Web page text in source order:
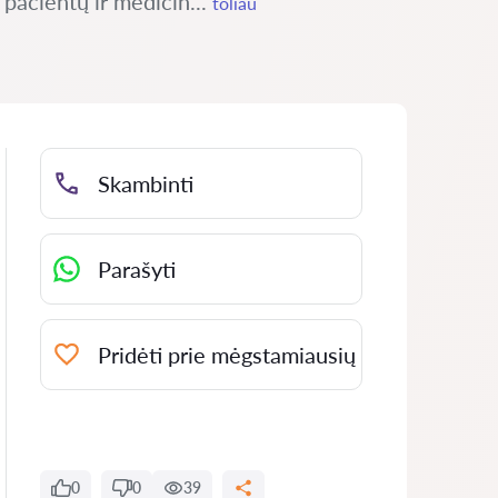
Skambinti
Parašyti
Pridėti prie mėgstamiausių
0 0 39